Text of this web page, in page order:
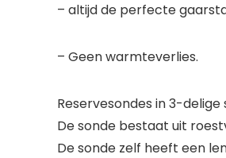
– altijd de perfecte
– Geen warmteverlies.
Reservesondes in 3-
De sonde bestaat uit
De sonde zelf heeft een